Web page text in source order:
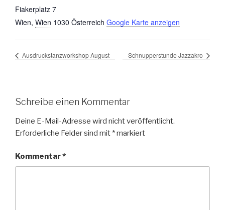
Fiakerplatz 7
Wien, Wien 1030 Österreich Google Karte anzeigen
Ausdruckstanzworkshop August Schnupperstunde Jazzakro
Schreibe einen Kommentar
Deine E-Mail-Adresse wird nicht veröffentlicht.
Erforderliche Felder sind mit *markiert
Kommentar*